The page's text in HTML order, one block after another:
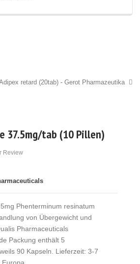
retard (20tab) - Gerot Pharmazeutika
37.5mg/tab (10 Pillen)
Review
Phenterminum resinatum
von Übergewicht und
Pharmaceuticals
Packung enthält 5
90 Kapseln. Lieferzeit: 3-7